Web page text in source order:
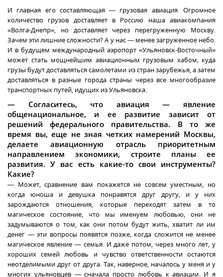
И главная его составляющая — грузовая авиация. Огромное
количество грузов доставляет в Россию наша авиакомпания
«Волга-Днепр», но доставляет через перегруженную Москву.
Зачем эти лишние сложности? А у нас — менее загруженное небо.
И в будущем международный аэропорт «Ульяновск-Восточный»
может стать мощнейшим авиационным грузовым хабом, куда
грузы будут доставляться самолетами из стран зарубежья, а затем
доставляться в разные города страны через все многообразие
транспортных путей, идущих из Ульяновска.
— Согласитесь, что авиация — явление
общенациональное, и ее развитие зависит от
решений федерального правительства. В то же
время вы, еще не зная четких намерений Москвы,
делаете авиационную отрасль приоритетным
направлением экономики, строите планы ее
развития. У вас есть какие-то свои инструменты?
Какие?
— Может, сравнение вам покажется не совсем уместным, но
когда юноша и девушка понравятся друг другу, и у них
зарождаются отношения, которые переходят затем в то
магическое состояние, что мы именуем любовью, они не
задумываются о том, как они потом будут жить, хватит ли им
денег — эти вопросы появятся позже, когда сложится не менее
магическое явление — семья. И даже потом, через много лет, у
хороших семей любовь и чувство ответственности остаются
неотделимыми друг от друга. Так, наверное, началось у меня и у
многих ульяновцев — сначала просто любовь к авиации. И я